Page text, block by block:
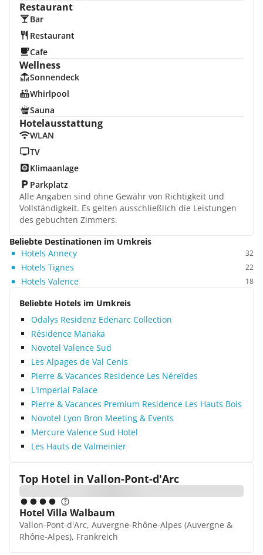
Restaurant
Bar
Restaurant
Cafe
Wellness
Sonnendeck
Whirlpool
Sauna
Hotelausstattung
WLAN
TV
Klimaanlage
Parkplatz
Alle Angaben sind ohne Gewähr von Richtigkeit und
Vollständigkeit. Es gelten ausschließlich die Leistungen
des gebuchten Zimmers.
Beliebte Destinationen im Umkreis
Hotels Annecy
32
Hotels Tignes 22
Hotels Valence 18
Beliebte Hotels im Umkreis
Odalys Residenz Edenarc Collection
Résidence Manaka
Novotel Valence Sud
Les Alpages de Val Cenis
Pierre & Vacances Residence Les Néreïdes
L'Imperial Palace
Pierre & Vacances Premium Residence Les Hauts Bois
Novotel Lyon Bron Meeting & Events
Mercure Valence Sud Hotel
Les Hauts de Valmeinier
Top Hotel in Vallon-Pont-d'Arc
Hotel Villa Walbaum
Vallon-Pont-d'Arc, Auvergne-Rhône-Alpes (Auvergne &
Rhône-Alpes), Frankreich